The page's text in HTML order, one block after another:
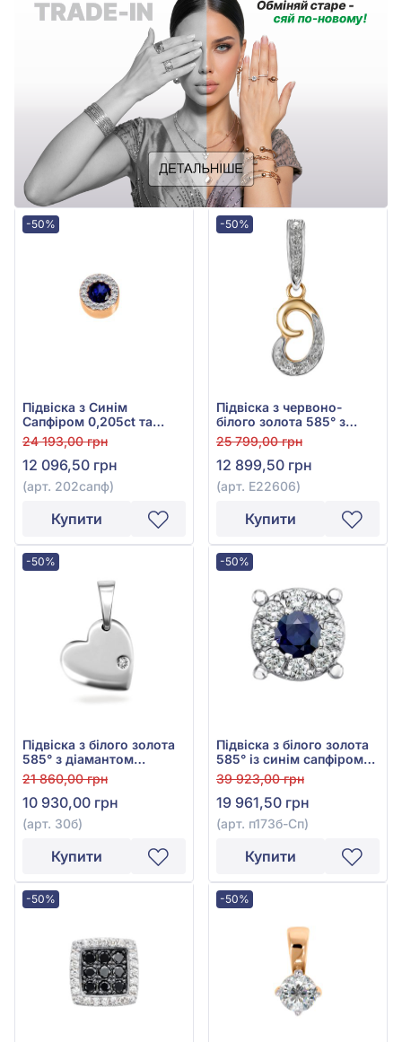
-50%
Підвіска з Синім
Сапфіром 0,205ct та
Діамантом 0,052ct із
червоного золота 585°,
арт. 202сапф
24 193,00 грн
12 096,50 грн
(арт. 202сапф)
Купити
-50%
Підвіска з червоно-
білого золота 585° з
діамантом 0,06ct, арт.
E22606
25 799,00 грн
12 899,50 грн
(арт. E22606)
Купити
-50%
Підвіска з білого золота
585° з діамантом
0,003ct, арт. 30б
21 860,00 грн
10 930,00 грн
(арт. 30б)
Купити
-50%
Підвіска з білого золота
585° із синім сапфіром
0,19ct та діамантами
0,14ct, арт. п173б-Сп
39 923,00 грн
19 961,50 грн
(арт. п173б-Сп)
Купити
-50% -50%